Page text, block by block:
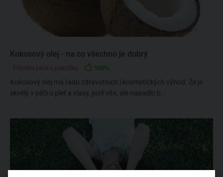
Kokosový olej - na co všechno je dobrý
Přírodní péče o pokožku 100%
Kokosový olej má řadu zdravotních i kosmetických výhod. Že je
skvělý v péči o pleť a vlasy, jistě víte, ale napadlo b...